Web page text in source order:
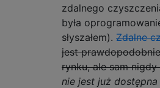
zdalnego
była
słyszałem). Zdalne
jest
rynku, ale sam
nie jest już dostępna